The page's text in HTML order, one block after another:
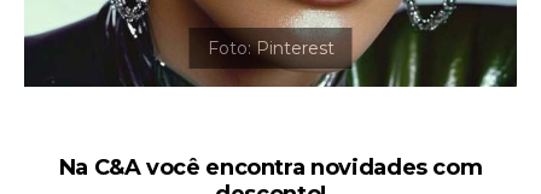
Na C&A você encontra novidades com